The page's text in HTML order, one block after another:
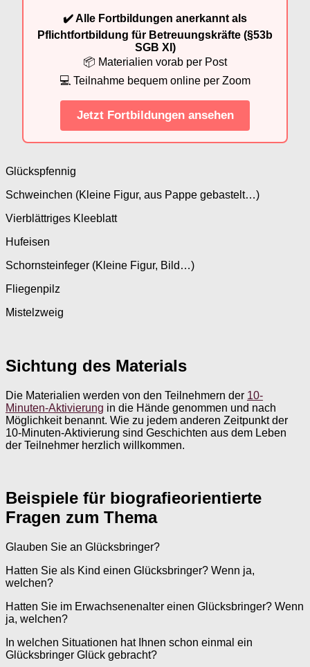
✔️ Alle Fortbildungen anerkannt als
Pflichtfortbildung für Betreuungskräfte (§53b
SGB XI)
📦 Materialien vorab per Post
💻 Teilnahme bequem online per Zoom
Jetzt Fortbildungen ansehen
Glückspfennig
Schweinchen (Kleine Figur, aus Pappe gebastelt…)
Vierblättriges Kleeblatt
Hufeisen
Schornsteinfeger (Kleine Figur, Bild…)
Fliegenpilz
Mistelzweig
Sichtung des Materials
Die Materialien werden von den Teilnehmern der 10-
Minuten-Aktivierung in die Hände genommen und nach
Möglichkeit benannt. Wie zu jedem anderen Zeitpunkt der
10-Minuten-Aktivierung sind Geschichten aus dem Leben
der Teilnehmer herzlich willkommen.
Beispiele für biografieorientierte
Fragen zum Thema
Glauben Sie an Glücksbringer?
Hatten Sie als Kind einen Glücksbringer? Wenn ja,
welchen?
Hatten Sie im Erwachsenenalter einen Glücksbringer? Wenn
ja, welchen?
In welchen Situationen hat Ihnen schon einmal ein
Glücksbringer Glück gebracht?